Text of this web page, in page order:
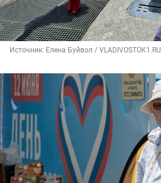
Источник: Елена Буйвол / VLADIVOSTOK1.RU